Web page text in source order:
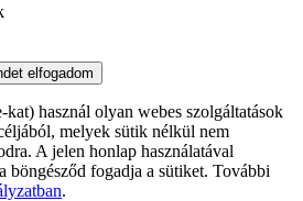
elfogadom
használ olyan webes szolgáltatások
melyek sütik nélkül nem
A jelen honlap használatával
böngésződ fogadja a sütiket. További
.